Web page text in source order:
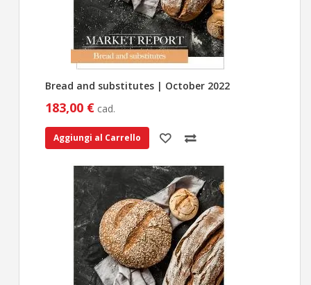
Bread and substitutes | October 2022
183,00 € cad.
Aggiungi al Carrello